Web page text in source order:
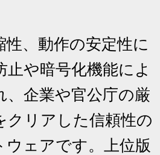
性、動作の安定性に
止や暗号化機能によ
、企業や官公庁の厳
クリアした信頼性の
ウェアです。上位版